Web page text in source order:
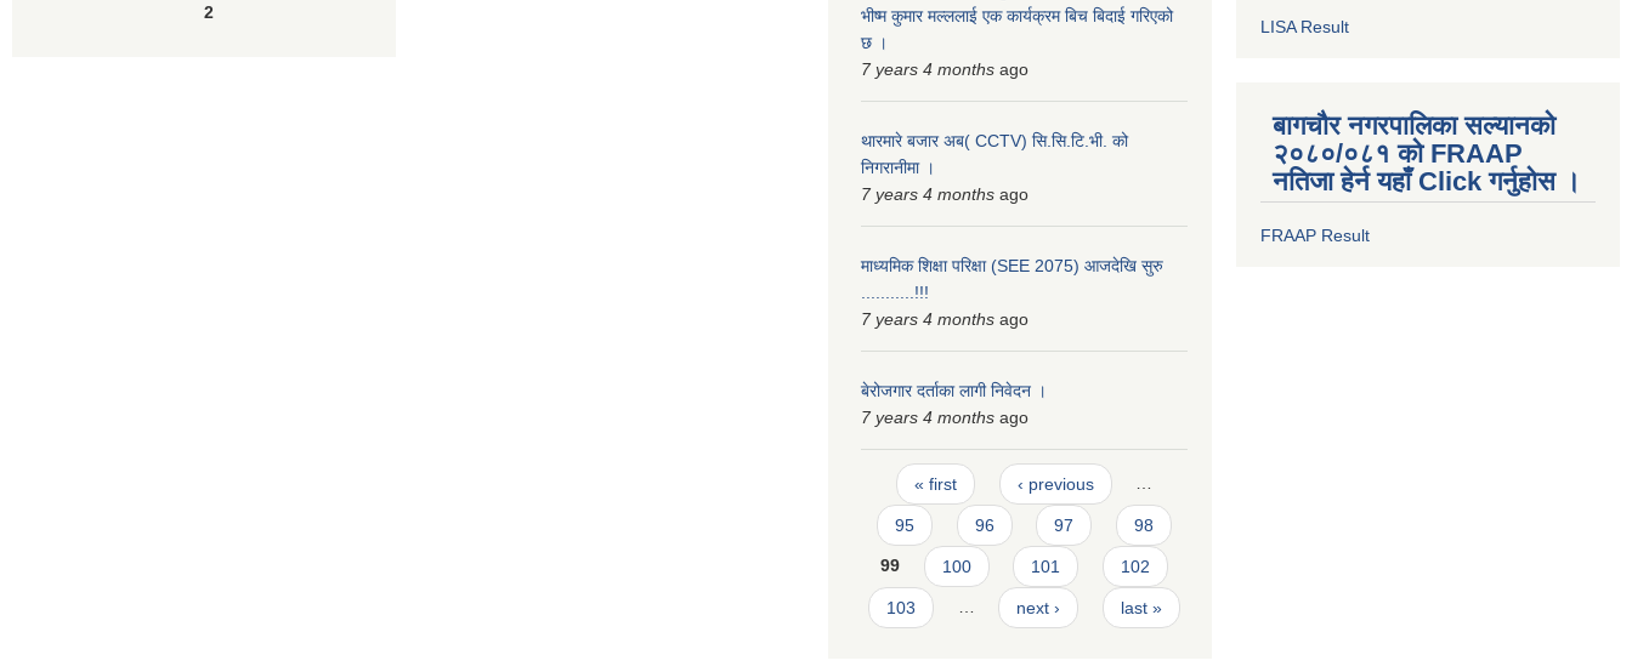
2
भीष्म कुमार मल्ललाई एक कार्यक्रम बिच बिदाई गरिएको
छ ।
7 years 4 months ago
थारमारे बजार अब( CCTV) सि.सि.टि.भी. को
निगरानीमा ।
7 years 4 months ago
माध्यमिक शिक्षा परिक्षा (SEE 2075) आजदेखि सुरु‍‍‍
...........!!!
7 years 4 months ago
बेरोजगार दर्ताका लागी निवेदन ।
7 years 4 months ago
Pages
« first ‹ previous …
95 96 97 98
99 100 101 102
103 … next › last »
LISA Result
बागचौर नगरपालिका सल्यानको
२०८०/०८१ को FRAAP
नतिजा हेर्न यहाँ Click गर्नुहोस ।
FRAAP Result